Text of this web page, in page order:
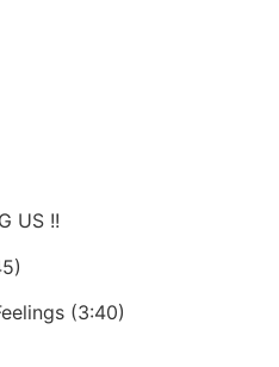
US !!
(3:40)